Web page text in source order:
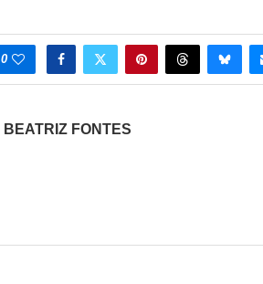
0
BEATRIZ FONTES